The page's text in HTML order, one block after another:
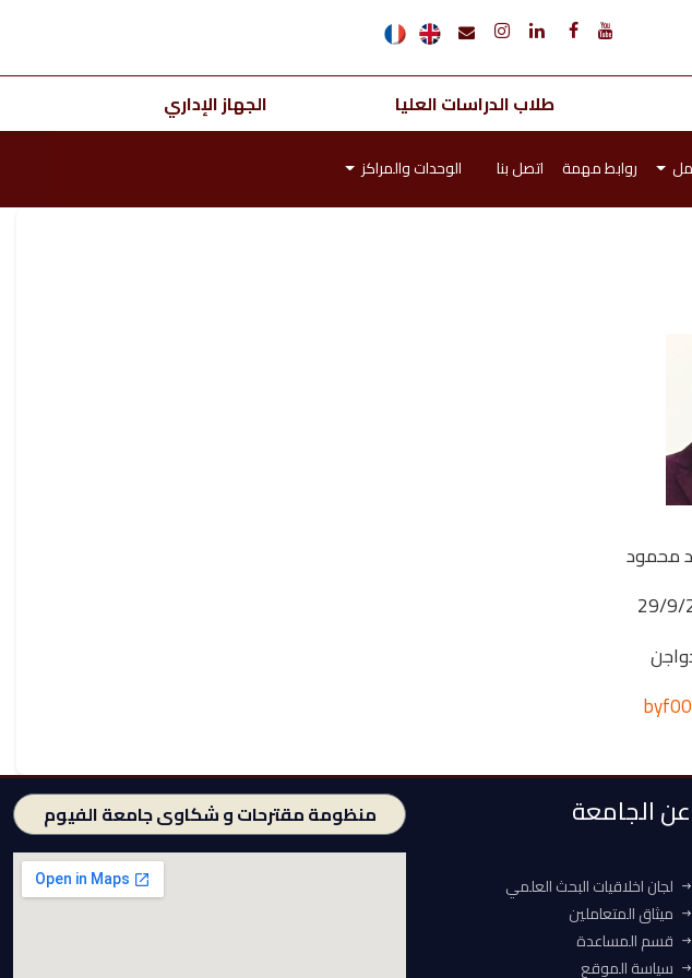
طلاب الدراسات العليا الجهاز الإداري
روابط مهمة اتصل بنا الوحدات والمراكز
محمود
عن الجامعة
لجان اخلاقيات البحث العلمي
ميثاق المتعاملين
قسم المساعدة
سياسة الموقع
منظومة مقترحات و شكاوى جامعة الفيوم